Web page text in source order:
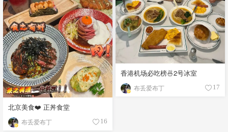
香港机场必吃榜🍜2号冰室
布丢爱布丁 17
北京美食❤️ 正丼食堂
布丢爱布丁 16